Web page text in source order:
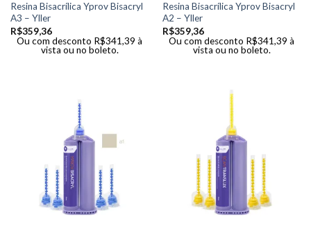
Resina Bisacrílica Yprov Bisacryl
A3 – Yller
R$359,36
Ou com desconto R$341,39 à
vista ou no boleto.
Resina Bisacrílica Yprov Bisacryl
A2 – Yller
R$359,36
Ou com desconto R$341,39 à
vista ou no boleto.